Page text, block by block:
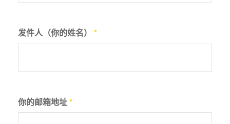
发件人（你的姓名） *
你的邮箱地址*